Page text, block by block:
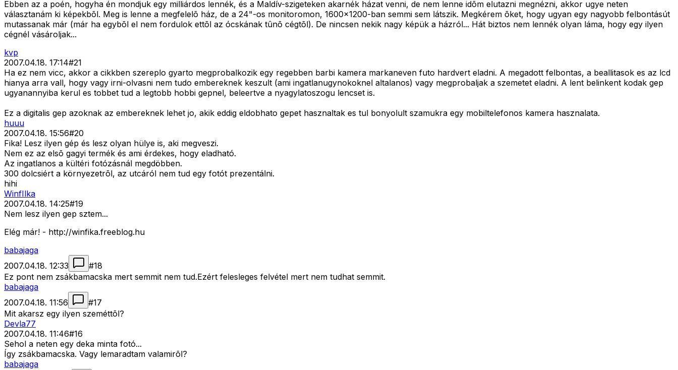
Ebben az a poén, hogyha én mondjuk egy milliárdos lennék, és a Maldív-szigeteken akarnék házat venni, de nem lenne idõm elutazni megnézni, akkor ugye neten
választanám ki képekbõl. Meg is lenne a megfelelõ ház, de a 24"-os monitoromon, 1600x1200-ban semmi sem látszik. Megkérem õket, hogy ugyan egy nagyobb felbontásút
mutassanak már (már ha egybõl el nem fordulok ettõl az ócskának tûnõ cégtõl). De nincsen nekik nagy képük a házról... Hát biztos nem lennék olyan láma, hogy egy ilyen
cégnél vásároljak...
kvp
2007.04.18. 17:14#21
Ha ez nem vicc, akkor a cikkben szereplo gyarto megprobalkozik egy regebben barbi kamera markaneven futo hardvert eladni. A megadott felbontas, a beallitasok es az lcd
hianya arra vall, hogy vagy irni-olvasni nem tudo embereknek keszult (ami ingatlanugynokoknel altalanos) vagy megprobaljak a szemetet eladni. A lent belinkent kodak gep
ugyanannyiba kerul es tobbet tud a legtobb hobbi gepnel, beleertve a nyagylatoszogu lencset is.
Ez a digitalis gep azoknak az embereknek lehet jo, akik eddig eldobhato gepet hasznaltak es tul bonyolult szamukra egy mobiltelefonos kamera hasznalata.
huuu
2007.04.18. 15:56#20
Fika! Lesz ilyen gép és lesz olyan hülye is, aki megveszi.
Nem ez az elsõ gagyi termék és ami érdekes, hogy eladható.
Az ingatlanos a kültéri fotózásnál megdöbben.
300 dolcsiért a környezetrõl, az utcáról nem tud egy fotót prezentálni.
hihi
WinfIlka
2007.04.18. 14:25#19
Nem lesz ilyen gep sztem...
Elég már! - http://winfika.freeblog.hu
babajaga
2007.04.18. 12:33
#18
Ez pont nem zsákbamacska mert semmit nem tud.Ezért felesleges felvétel mert nem tudhat semmit.
babajaga
2007.04.18. 11:56
#17
Mit akarsz egy ilyen szeméttõl?
Devla77
2007.04.18. 11:46#16
Sehol a neten egy deka minta fotó...
Így zsákbamacska. Vagy lemaradtam valamirõl?
babajaga